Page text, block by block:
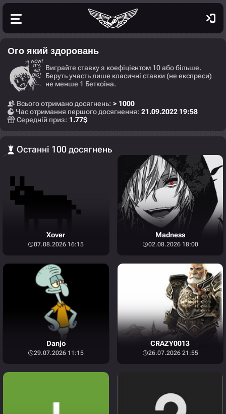
Ого який здоровань
Виграйте ставку з коефіцієнтом 10 або більше.
Беруть участь лише класичні ставки (не експреси)
не менше 1 Беткоіна.
Всього отримано досягнень: > 1000
Час отримання першого досягнення: 21.09.2022 19:58
Середній приз: 1.77$
Останні 100 досягнень
Xover
07.08.2026 16:15
Madness
02.08.2026 18:00
Danjo
29.07.2026 11:15
CRAZY0013
26.07.2026 21:55